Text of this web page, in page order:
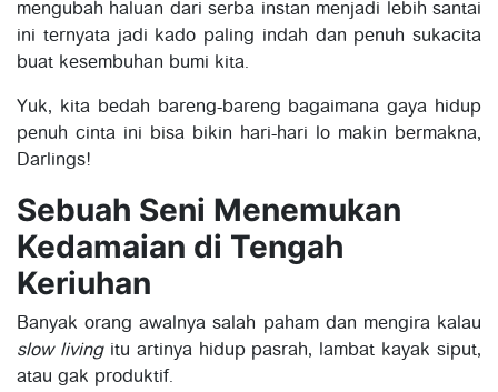
mengubah haluan dari serba instan menjadi lebih santai
ini ternyata jadi kado paling indah dan penuh sukacita
buat kesembuhan bumi kita.
Yuk, kita bedah bareng-bareng bagaimana gaya hidup
penuh cinta ini bisa bikin hari-hari lo makin bermakna,
Darlings!
Sebuah Seni Menemukan
Kedamaian di Tengah
Keriuhan
Banyak orang awalnya salah paham dan mengira kalau
slow livingitu artinya hidup pasrah, lambat kayak siput,
atau gak produktif.